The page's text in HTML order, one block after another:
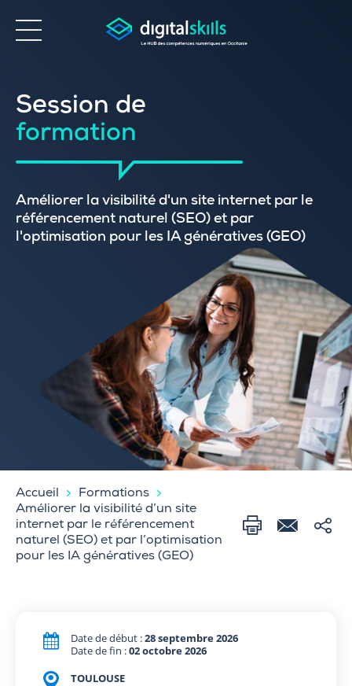
Accessibilité
Session de
formation
Améliorer la visibilité d'un site internet par le
référencement naturel (SEO) et par
l'optimisation pour les IA génératives (GEO)
Accueil
Formations
Améliorer la visibilité d’un site
internet par le référencement
naturel (SEO) et par l’optimisation
pour les IA génératives (GEO)
Date de début :28 septembre 2026
Date de fin :02 octobre 2026
TOULOUSE